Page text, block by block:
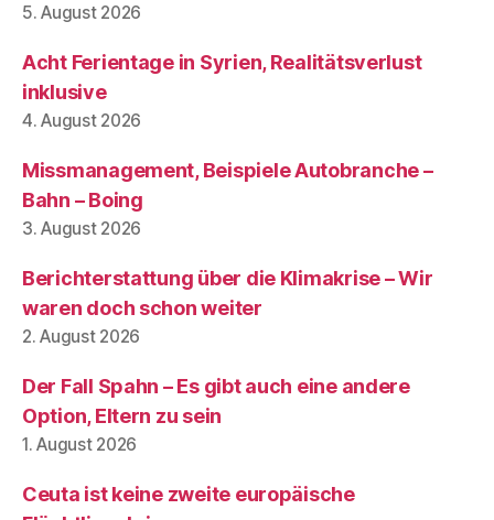
5. August 2026
Acht Ferientage in Syrien, Realitätsverlust
inklusive
4. August 2026
Missmanagement, Beispiele Autobranche –
Bahn – Boing
3. August 2026
Berichterstattung über die Klimakrise – Wir
waren doch schon weiter
2. August 2026
Der Fall Spahn – Es gibt auch eine andere
Option, Eltern zu sein
1. August 2026
Ceuta ist keine zweite europäische